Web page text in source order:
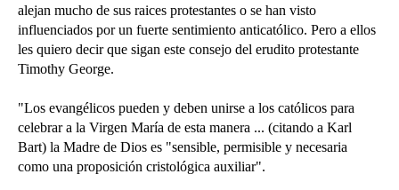
alejan mucho de sus raices protestantes o se han visto
influenciados por un fuerte sentimiento anticatólico. Pero a ellos
les quiero decir que sigan este consejo del erudito protestante
Timothy George.
"Los evangélicos pueden y deben unirse a los católicos para
celebrar a la Virgen María de esta manera ... (citando a Karl
Bart) la Madre de Dios es "sensible, permisible y necesaria
como una proposición cristológica auxiliar".